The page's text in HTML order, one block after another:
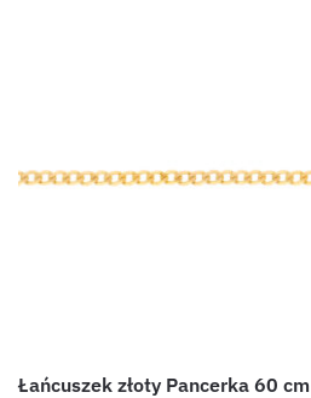
Łańcuszek złoty Pancerka 60 cm